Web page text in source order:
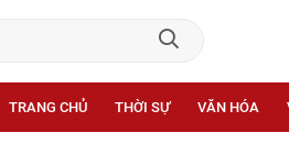
TRANG CHỦ THỜI SỰ VĂN HÓA